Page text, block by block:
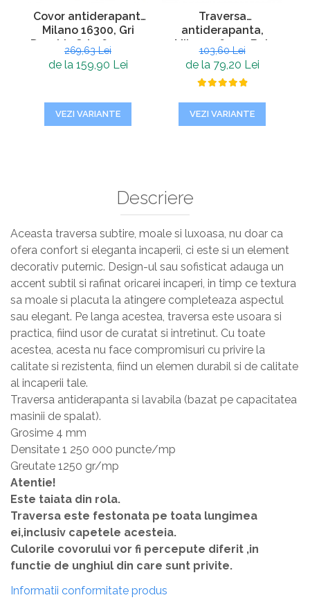
Covor antiderapant,
Milano 16300, Gri
Deschis Gri, 160 x 230
cm, Grosime 4 mm
269,63 Lei
de la 159,90 Lei
VEZI VARIANTE
Traversa
antiderapanta,
Milano 16500, Bej,
Grosime 4 mm
103,60 Lei
de la 79,20 Lei
VEZI VARIANTE
Descriere
Aceasta traversa subtire, moale si luxoasa, nu doar ca
ofera confort si eleganta incaperii, ci este si un element
decorativ puternic. Design-ul sau sofisticat adauga un
accent subtil si rafinat oricarei incaperi, in timp ce textura
sa moale si placuta la atingere completeaza aspectul
sau elegant. Pe langa acestea, traversa este usoara si
practica, fiind usor de curatat si intretinut. Cu toate
acestea, acesta nu face compromisuri cu privire la
calitate si rezistenta, fiind un elemen durabil si de calitate
al incaperii tale.
Traversa antiderapanta si lavabila (bazat pe capacitatea
masinii de spalat).
Grosime 4 mm
Densitate 1 250 000 puncte/mp
Greutate 1250 gr/mp
Atentie!
Este taiata din rola.
Traversa este festonata pe toata lungimea
ei,inclusiv capetele acesteia.
Culorile covorului vor fi percepute diferit ,in
functie de unghiul din care sunt privite.
Informatii conformitate produs